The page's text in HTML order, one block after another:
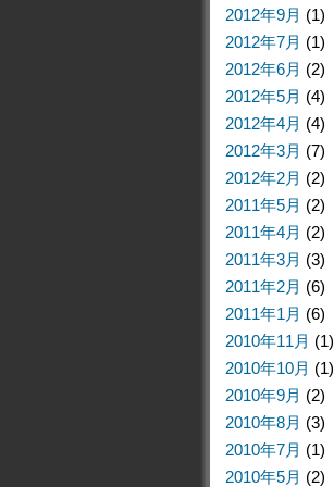
2012年9月 (1)
2012年7月 (1)
2012年6月 (2)
2012年5月 (4)
2012年4月 (4)
2012年3月 (7)
2012年2月 (2)
2011年5月 (2)
2011年4月 (2)
2011年3月 (3)
2011年2月 (6)
2011年1月 (6)
2010年11月 (1)
2010年10月 (1)
2010年9月 (2)
2010年8月 (3)
2010年7月 (1)
2010年5月 (2)